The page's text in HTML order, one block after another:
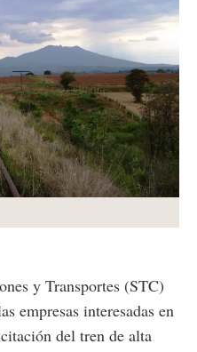
y Transportes (STC)
empresas interesadas en
del tren de alta